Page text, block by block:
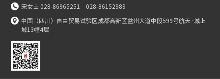
 宋女士 028-86965251 028-86152989
 中国（四川）自由贸易试验区成都高新区益州大道中段599号航天·城上
城13幢4层